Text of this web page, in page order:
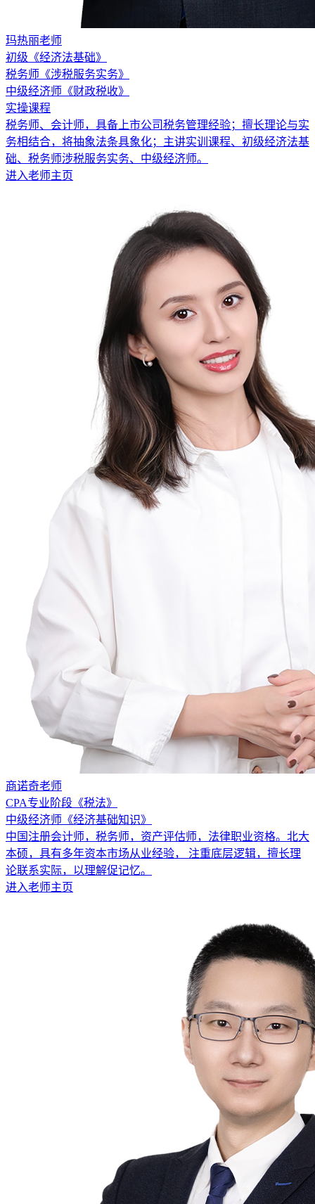
玛热丽老师
初级《经济法基础》
税务师《涉税服务实务》
中级经济师《财政税收》
实操课程
税务师、会计师，具备上市公司税务管理经验；擅长理论与实
务相结合，将抽象法条具象化；主讲实训课程、初级经济法基
础、税务师涉税服务实务、中级经济师。
进入老师主页
商诺奇老师
CPA专业阶段《税法》
中级经济师《经济基础知识》
中国注册会计师，税务师，资产评估师，法律职业资格。北大
本硕，具有多年资本市场从业经验， 注重底层逻辑，擅长理
论联系实际，以理解促记忆。
进入老师主页